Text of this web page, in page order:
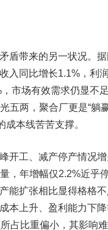
盾带来的另一状况。
入同比增长1.1%，利
市场有效需求仍显不
五两，聚合厂更是“躺
本线苦苦支撑。
开工、减产停产情况
，年增幅仅2.2%近乎
能扩张相比显得格格
本上升、盈利能力下
占比重偏小，其影响